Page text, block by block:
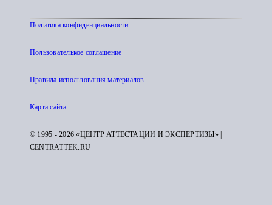
Политика конфиденциальности
Пользователькое соглашение
Правила использования материалов
Карта сайта
© 1995 - 2026 «ЦЕНТР АТТЕСТАЦИИ И ЭКСПЕРТИЗЫ» |
CENTRATTEK.RU